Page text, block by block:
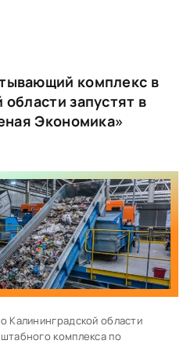
комплекс в
запустят в
Экономика»
области
комплекса по